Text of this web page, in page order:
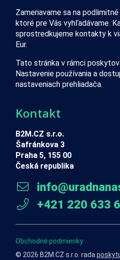
Zameriavame sa na
ktoré pre Vás vyhľadávame.
sprostredkujeme kontakty k
Eur.
Tato stránka v rámci
Nastavenie používania a
nastaveniach prehliadača.
Kontakt
B2M.CZ s.r.o.
Šafránkova 3
Praha 5, 155 00
Česká republika
+421 220 633
Obchodné podmienky
© 2026 B2M.CZ s.r.o. rada